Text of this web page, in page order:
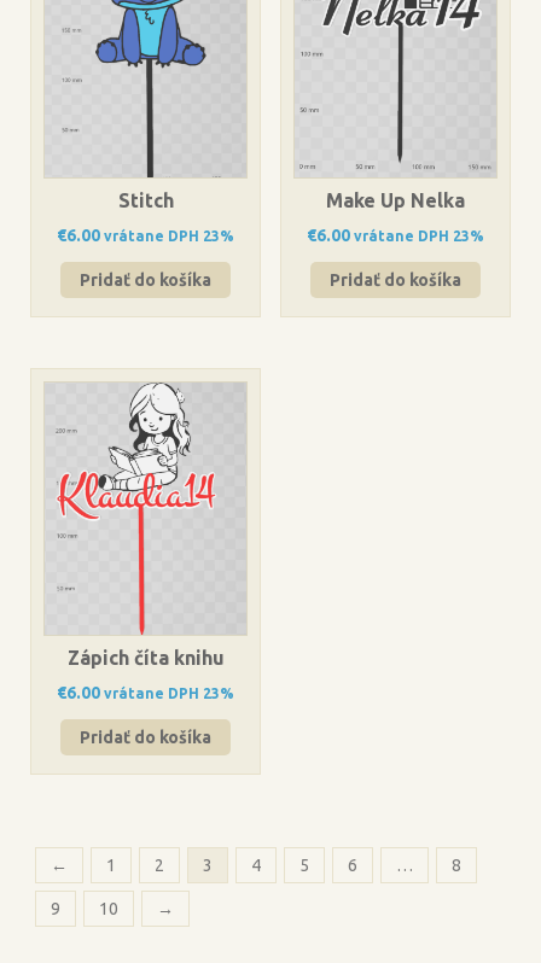
Stitch
€6.00 vrátane DPH 23%
Pridať do košíka
Make Up Nelka
€6.00 vrátane DPH 23%
Pridať do košíka
Zápich číta knihu
€6.00 vrátane DPH 23%
Pridať do košíka
← 1 2 3 4 5 6 … 8
9 10 →